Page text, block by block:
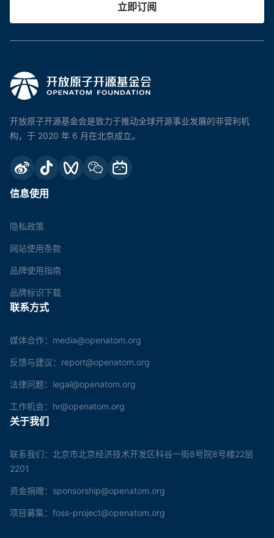
立即订阅
开放原子开源基金会是致力于推动全球开源事业发展的非营利机
构，于 2020 年 6 月在北京成立。
信息使用
隐私政策
网站使用条款
品牌使用指南
品牌标识下载
联系方式
媒体合作：media@openatom.org
反馈与建议：report@openatom.org
法律问题：legal@openatom.org
工作机会：hr@openatom.org
关于我们
联系我们：北京市北京经济技术开发区科谷一街8号院8号楼22层
2201
资金捐赠：sponsorship@openatom.org
项目募集：foss-project@openatom.org